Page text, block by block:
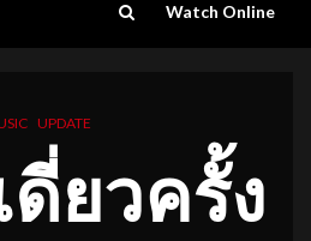
Watch Online
UPDATE
ดี่ยวครั้ง